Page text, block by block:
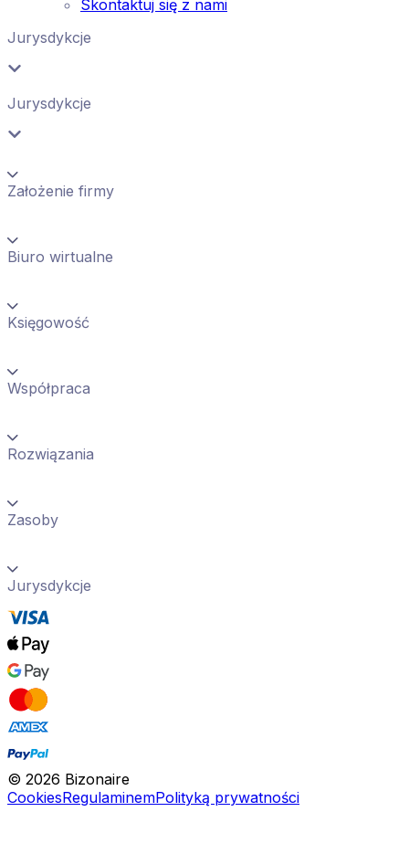
Skontaktuj się z nami
Jurysdykcje
Jurysdykcje
Założenie firmy
Biuro wirtualne
Księgowość
Współpraca
Rozwiązania
Zasoby
Jurysdykcje
© 2026 Bizonaire
CookiesRegulaminemPolityką prywatności